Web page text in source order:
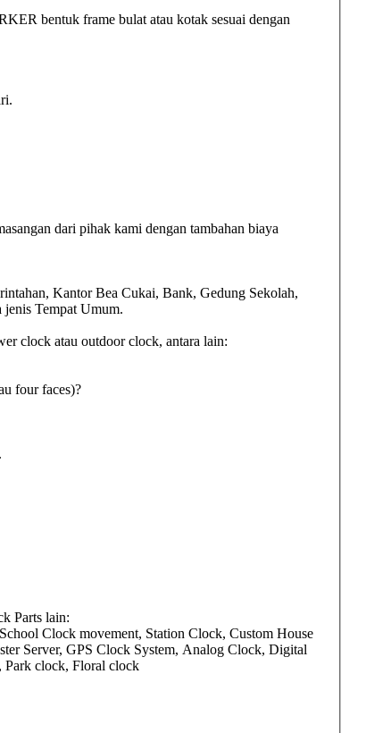
bentuk frame bulat atau kotak sesuai dengan
dari pihak kami dengan tambahan biaya
Kantor Bea Cukai, Bank, Gedung Sekolah,
jenis Tempat Umum.
clock atau outdoor clock, antara lain:
four faces)?
Parts lain:
Clock movement, Station Clock, Custom House
Server, GPS Clock System, Analog Clock, Digital
clock, Floral clock